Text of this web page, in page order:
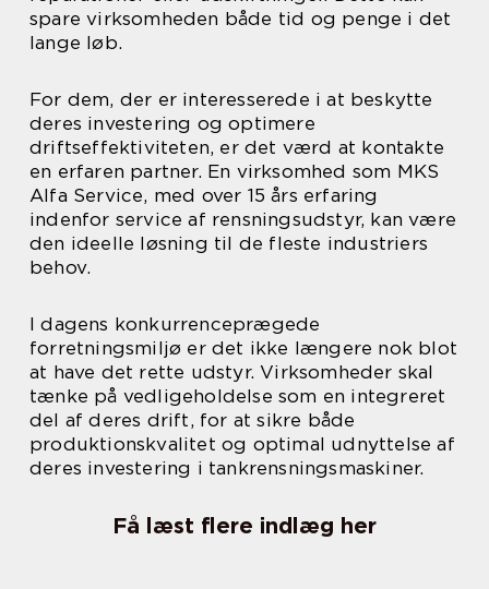
spare virksomheden både tid og penge i det
lange løb.
For dem, der er interesserede i at beskytte
deres investering og optimere
driftseffektiviteten, er det værd at kontakte
en erfaren partner. En virksomhed som MKS
Alfa Service, med over 15 års erfaring
indenfor service af rensningsudstyr, kan være
den ideelle løsning til de fleste industriers
behov.
I dagens konkurrenceprægede
forretningsmiljø er det ikke længere nok blot
at have det rette udstyr. Virksomheder skal
tænke på vedligeholdelse som en integreret
del af deres drift, for at sikre både
produktionskvalitet og optimal udnyttelse af
deres investering i tankrensningsmaskiner.
Få læst flere indlæg her